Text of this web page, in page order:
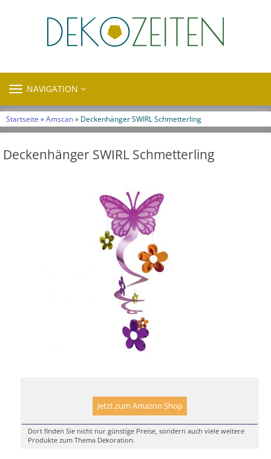
TOGGLE
NAVIGATION
Startseite »Amscan» Deckenhänger SWIRL Schmetterling
Deckenhänger SWIRL Schmetterling
Jetzt zum Amazon Shop
Dort finden Sie nicht nur günstige Preise, sondern auch viele weitere
Produkte zum Thema Dekoration.